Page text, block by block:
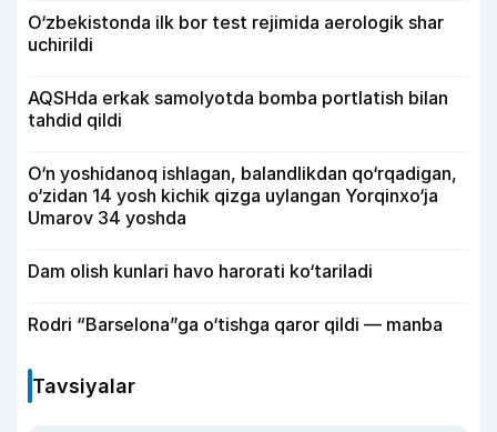
O‘zbekistonda ilk bor test rejimida aerologik shar
uchirildi
AQSHda erkak samolyotda bomba portlatish bilan
tahdid qildi
O‘n yoshidanoq ishlagan, balandlikdan qo‘rqadigan,
o‘zidan 14 yosh kichik qizga uylangan Yorqinxo‘ja
Umarov 34 yoshda
Dam olish kunlari havo harorati ko‘tariladi
Rodri “Barselona”ga o‘tishga qaror qildi — manba
Tavsiyalar